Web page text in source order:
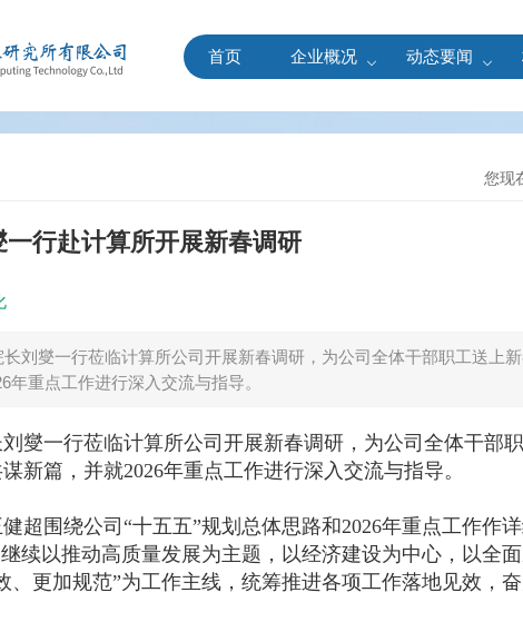
首页 企业概况 动态要闻
您现
行赴计算所开展新春调研
刘燮一行莅临计算所公司开展新春调研，为公司全体干部职工送上
重点工作进行深入交流与指导。
燮一行莅临计算所公司开展新春调研，为公司全体干部
新篇，并就2026年重点工作进行深入交流与指导。
超围绕公司“十五五”规划总体思路和2026年重点工作作
续以推动高质量发展为主题，以经济建设为中心，以全
、更加规范”为工作主线，统筹推进各项工作落地见效，